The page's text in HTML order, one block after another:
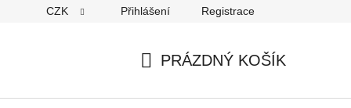
CZK Přihlášení Registrace
PRÁZDNÝ KOŠÍK